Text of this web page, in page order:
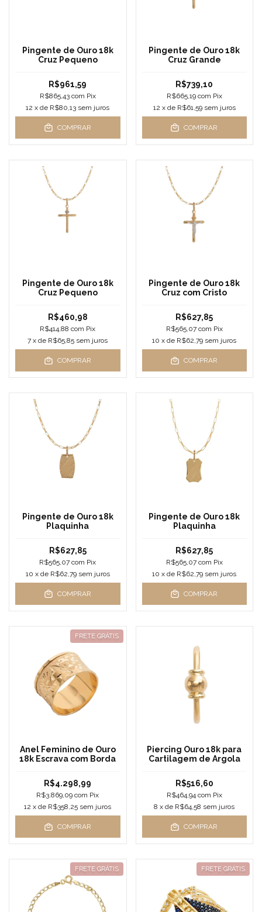
Pingente de Ouro 18k
Cruz Pequeno
R$961,59
R$865,43 com Pix
12 x de R$80,13 sem juros
COMPRAR
Pingente de Ouro 18k
Cruz Grande
R$739,10
R$665,19 com Pix
12 x de R$61,59 sem juros
COMPRAR
Pingente de Ouro 18k
Cruz Pequeno
R$460,98
R$414,88com Pix
7 x de R$65,85 sem juros
COMPRAR
Pingente de Ouro 18k
Cruz com Cristo
R$627,85
R$565,07 com Pix
10 x de R$62,79 sem juros
COMPRAR
Pingente de Ouro 18k
Plaquinha
R$627,85
R$565,07com Pix
10 x de R$62,79 sem juros
COMPRAR
Pingente de Ouro 18k
Plaquinha
R$627,85
R$565,07 com Pix
10 x de R$62,79 sem juros
COMPRAR
FRETE GRÁTIS
Anel Feminino de Ouro
18k Escrava com Borda
R$4.298,99
R$3.869,09com Pix
12 x de R$358,25 sem juros
COMPRAR
Piercing Ouro 18k para
Cartilagem de Argola
R$516,60
R$464,94 com Pix
8 x de R$64,58 sem juros
COMPRAR
FRETE GRÁTIS FRETE GRÁTIS